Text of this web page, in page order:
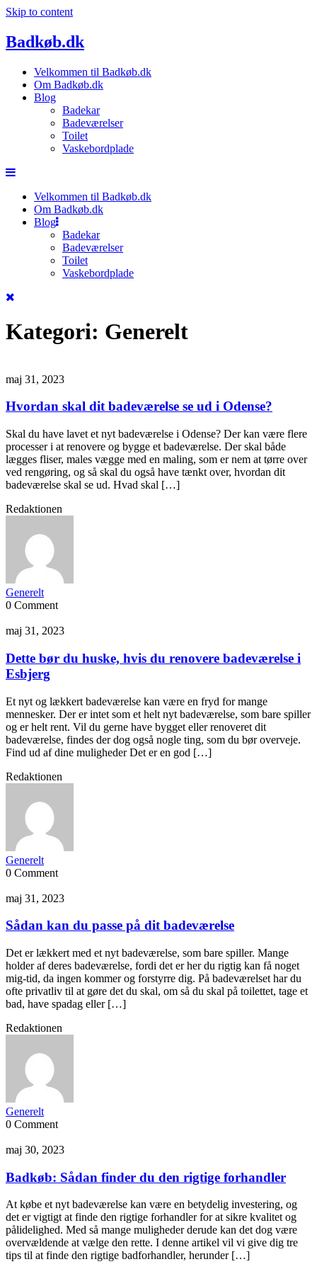
Skip to content
Badkøb.dk
Velkommen til Badkøb.dk
Om Badkøb.dk
Blog
Badekar
Badeværelser
Toilet
Vaskebordplade
Velkommen til Badkøb.dk
Om Badkøb.dk
Blog
Badekar
Badeværelser
Toilet
Vaskebordplade
Kategori: Generelt
maj 31, 2023
Hvordan skal dit badeværelse se ud i Odense?
Skal du have lavet et nyt badeværelse i Odense? Der kan være flere
processer i at renovere og bygge et badeværelse. Der skal både
lægges fliser, males vægge med en maling, som er nem at tørre over
ved rengøring, og så skal du også have tænkt over, hvordan dit
badeværelse skal se ud. Hvad skal […]
Redaktionen
Generelt
0 Comment
maj 31, 2023
Dette bør du huske, hvis du renovere badeværelse i
Esbjerg
Et nyt og lækkert badeværelse kan være en fryd for mange
mennesker. Der er intet som et helt nyt badeværelse, som bare spiller
og er helt rent. Vil du gerne have bygget eller renoveret dit
badeværelse, findes der dog også nogle ting, som du bør overveje.
Find ud af dine muligheder Det er en god […]
Redaktionen
Generelt
0 Comment
maj 31, 2023
Sådan kan du passe på dit badeværelse
Det er lækkert med et nyt badeværelse, som bare spiller. Mange
holder af deres badeværelse, fordi det er her du rigtig kan få noget
mig-tid, da ingen kommer og forstyrre dig. På badeværelset har du
ofte privatliv til at gøre det du skal, om så du skal på toilettet, tage et
bad, have spadag eller […]
Redaktionen
Generelt
0 Comment
maj 30, 2023
Badkøb: Sådan finder du den rigtige forhandler
At købe et nyt badeværelse kan være en betydelig investering, og
det er vigtigt at finde den rigtige forhandler for at sikre kvalitet og
pålidelighed. Med så mange muligheder derude kan det dog være
overvældende at vælge den rette. I denne artikel vil vi give dig tre
tips til at finde den rigtige badforhandler, herunder […]